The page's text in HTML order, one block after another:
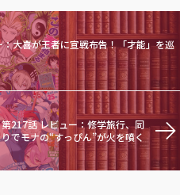
：大喜が王者に宣戦布告！「才能」を巡
217話 レビュー：修学旅行、同
でモナの“すっぴん”が火を噴く